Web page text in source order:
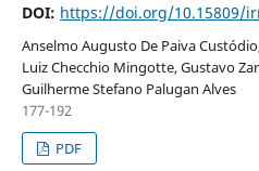
DOI: https://doi.org/10.15809/
Anselmo Augusto De Paiva
Luiz Checchio Mingotte, Gustavo
Guilherme Stefano Palugan Alves
177-192
PDF